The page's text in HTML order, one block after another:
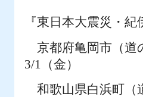
『東日本大震災・
京都府亀岡市（
3/1
（金）
和歌山県白浜